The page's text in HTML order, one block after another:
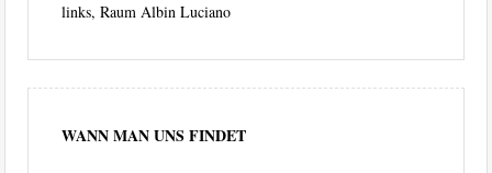
links, Raum Albin Luciano
WANN MAN UNS FINDET